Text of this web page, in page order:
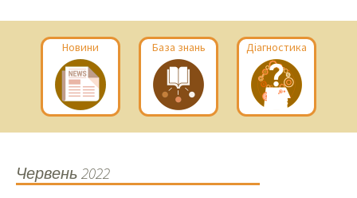
Новини База знань Діагностика
Червень 2022